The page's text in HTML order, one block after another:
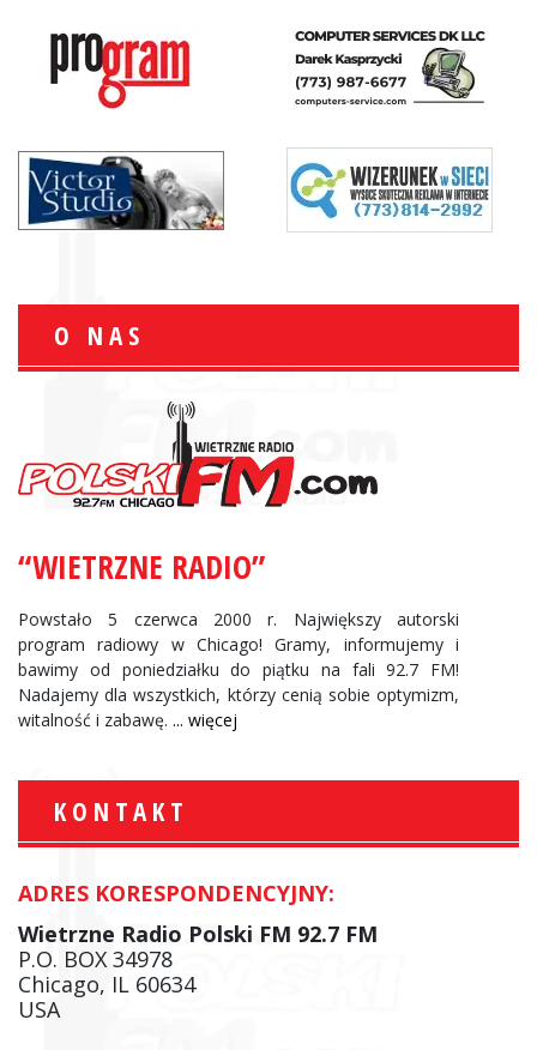
O NAS
“WIETRZNE RADIO”
Powstało 5 czerwca 2000 r. Największy autorski
program radiowy w Chicago! Gramy, informujemy i
bawimy od poniedziałku do piątku na fali 92.7 FM!
Nadajemy dla wszystkich, którzy cenią sobie optymizm,
witalność i zabawę. ... więcej
KONTAKT
ADRES KORESPONDENCYJNY:
Wietrzne Radio Polski FM 92.7 FM
P.O. BOX 34978
Chicago, IL 60634
USA